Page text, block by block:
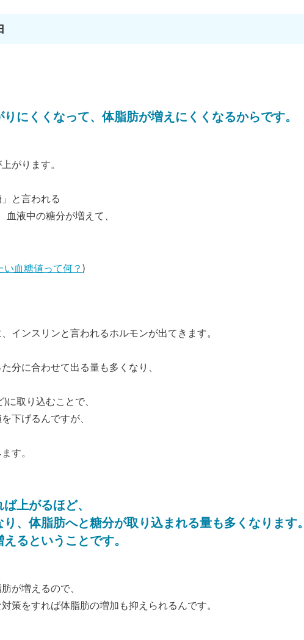
にくくなって、体脂肪が増えにくくなるからです。
がります。
と言われる
血液中の糖分が増えて、
血糖値って何？ )
インスリンと言われるホルモンが出てきます。
分に合わせて出る量も多くなり、
に取り込むことで、
下げるんですが、
す。
上がるほど、
、体脂肪へと糖分が取り込まれる量も多くなります。
るということです。
が増えるので、
策をすれば体脂肪の増加も抑えられるんです。